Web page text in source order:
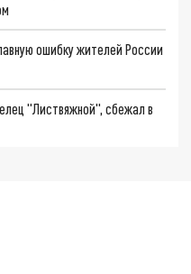
ошибку жителей России
"Листвяжной", сбежал в